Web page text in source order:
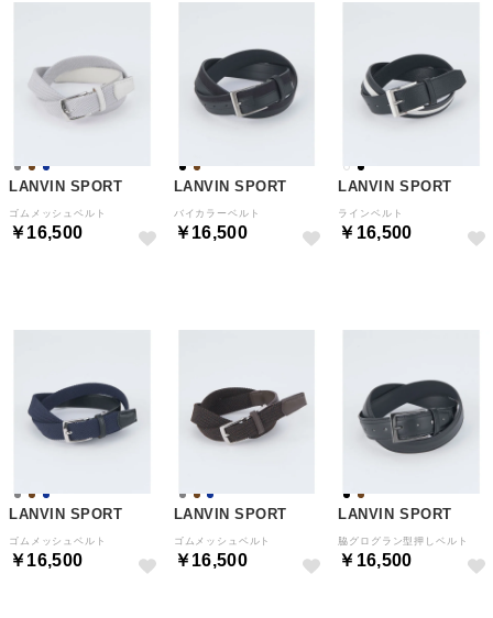
LANVIN SPORT
ゴムメッシュベルト
￥16,500
LANVIN SPORT
バイカラーベルト
￥16,500
LANVIN SPORT
ラインベルト
￥16,500
LANVIN SPORT
ゴムメッシュベルト
￥16,500
LANVIN SPORT
ゴムメッシュベルト
￥16,500
LANVIN SPORT
脇グログラン型押しベルト
￥16,500